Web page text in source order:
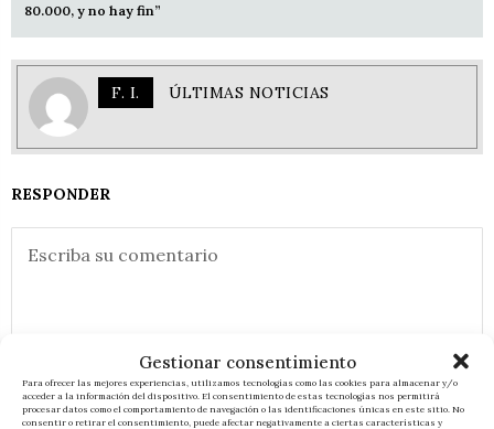
Gestionar consentimiento
Para ofrecer las mejores experiencias, utilizamos tecnologías como las cookies para almacenar y/o
acceder a la información del dispositivo. El consentimiento de estas tecnologías nos permitirá
procesar datos como el comportamiento de navegación o las identificaciones únicas en este sitio. No
consentir o retirar el consentimiento, puede afectar negativamente a ciertas características y
80.000, y no hay fin”
F. I. ÚLTIMAS NOTICIAS
RESPONDER